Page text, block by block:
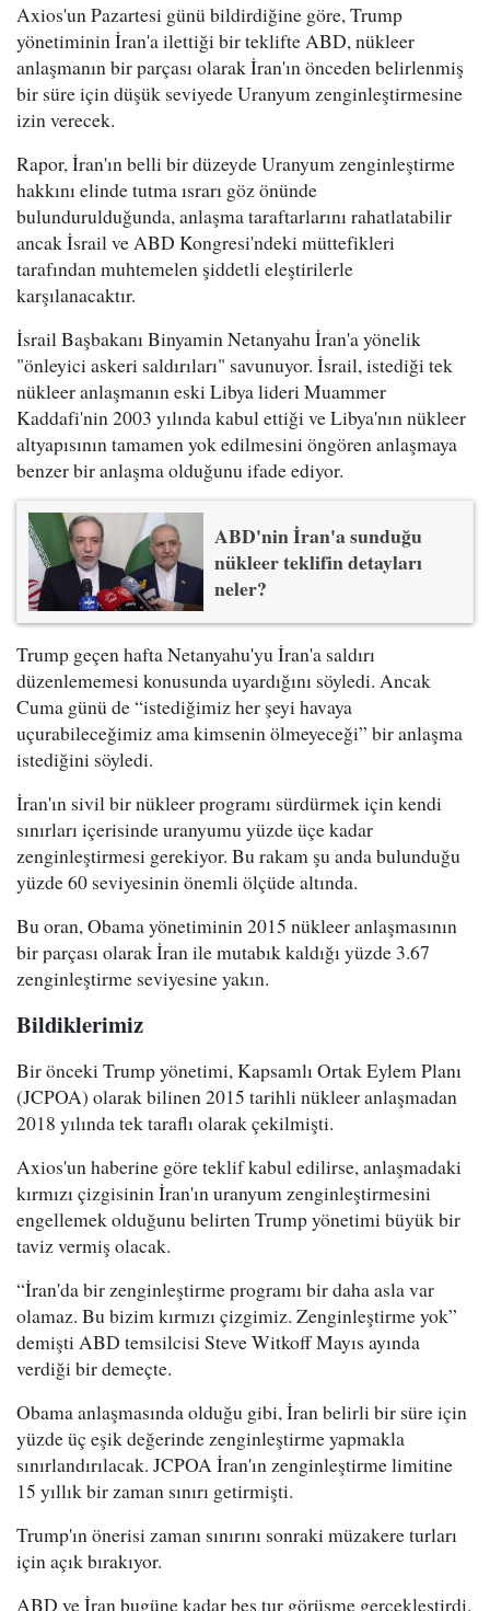
Axios'un Pazartesi günü bildirdiğine göre, Trump
yönetiminin İran'a ilettiği bir teklifte ABD, nükleer
anlaşmanın bir parçası olarak İran'ın önceden belirlenmiş
bir süre için düşük seviyede Uranyum zenginleştirmesine
izin verecek.
Rapor, İran'ın belli bir düzeyde Uranyum zenginleştirme
hakkını elinde tutma ısrarı göz önünde
bulundurulduğunda, anlaşma taraftarlarını rahatlatabilir
ancak İsrail ve ABD Kongresi'ndeki müttefikleri
tarafından muhtemelen şiddetli eleştirilerle
karşılanacaktır.
İsrail Başbakanı Binyamin Netanyahu İran'a yönelik
"önleyici askeri saldırıları" savunuyor. İsrail, istediği tek
nükleer anlaşmanın eski Libya lideri Muammer
Kaddafi'nin 2003 yılında kabul ettiği ve Libya'nın nükleer
altyapısının tamamen yok edilmesini öngören anlaşmaya
benzer bir anlaşma olduğunu ifade ediyor.
ABD'nin İran'a sunduğu
nükleer teklifin detayları
neler?
Trump geçen hafta Netanyahu'yu İran'a saldırı
düzenlememesi konusunda uyardığını söyledi. Ancak
Cuma günü de “istediğimiz her şeyi havaya
uçurabileceğimiz ama kimsenin ölmeyeceği” bir anlaşma
istediğini söyledi.
İran'ın sivil bir nükleer programı sürdürmek için kendi
sınırları içerisinde uranyumu yüzde üçe kadar
zenginleştirmesi gerekiyor. Bu rakam şu anda bulunduğu
yüzde 60 seviyesinin önemli ölçüde altında.
Bu oran, Obama yönetiminin 2015 nükleer anlaşmasının
bir parçası olarak İran ile mutabık kaldığı yüzde 3.67
zenginleştirme seviyesine yakın.
Bildiklerimiz
Bir önceki Trump yönetimi, Kapsamlı Ortak Eylem Planı
(JCPOA) olarak bilinen 2015 tarihli nükleer anlaşmadan
2018 yılında tek taraflı olarak çekilmişti.
Axios'un haberine göre teklif kabul edilirse, anlaşmadaki
kırmızı çizgisinin İran'ın uranyum zenginleştirmesini
engellemek olduğunu belirten Trump yönetimi büyük bir
taviz vermiş olacak.
“İran'da bir zenginleştirme programı bir daha asla var
olamaz. Bu bizim kırmızı çizgimiz. Zenginleştirme yok”
demişti ABD temsilcisi Steve Witkoff Mayıs ayında
verdiği bir demeçte.
Obama anlaşmasında olduğu gibi, İran belirli bir süre için
yüzde üç eşik değerinde zenginleştirme yapmakla
sınırlandırılacak. JCPOA İran'ın zenginleştirme limitine
15 yıllık bir zaman sınırı getirmişti.
Trump'ın önerisi zaman sınırını sonraki müzakere turları
için açık bırakıyor.
ABD ve İran bugüne kadar beş tur görüşme gerçekleştirdi.